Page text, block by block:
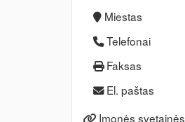
Miestas
Telefonai
Faksas
El. paštas
Įmonės svetainės